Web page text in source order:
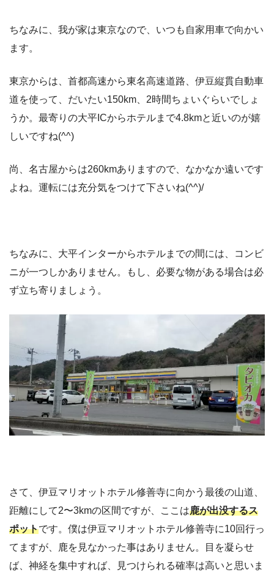
ちなみに、我が家は東京なので、いつも自家用車で向かい
ます。
東京からは、首都高速から東名高速道路、伊豆縦貫自動車
道を使って、だいたい150km、2時間ちょいぐらいでしょ
うか。最寄りの大平ICからホテルまで4.8kmと近いのが嬉
しいですね(^^)
尚、名古屋からは260kmありますので、なかなか遠いです
よね。運転には充分気をつけて下さいね(^^)/
ちなみに、大平インターからホテルまでの間には、コンビ
ニが一つしかありません。もし、必要な物がある場合は必
ず立ち寄りましょう。
さて、伊豆マリオットホテル修善寺に向かう最後の山道、
距離にして2〜3kmの区間ですが、ここは鹿が出没するス
ポットです。僕は伊豆マリオットホテル修善寺に10回行っ
てますが、鹿を見なかった事はありません。目を凝らせ
ば、神経を集中すれば、見つけられる確率は高いと思いま